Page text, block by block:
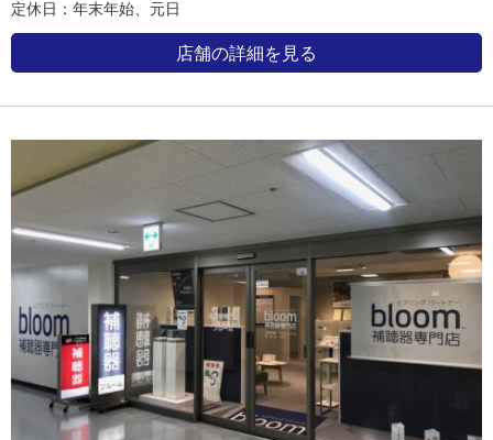
定休日：年末年始、元日
店舗の詳細を見る